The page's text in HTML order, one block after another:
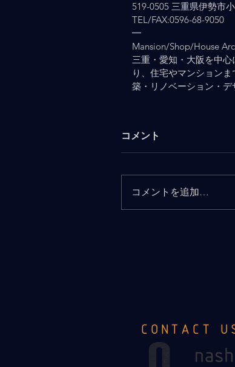
519-0505 三重県伊勢市
TEL/FAX:0596-68-9050
━
Mansion/Shop/House
三重・愛知・大阪を中
り、住宅やマンション
築・リノベーション・デ
コメント
コメントを追加…
CONTACT